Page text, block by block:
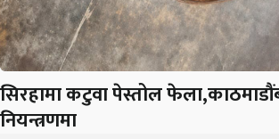
सिरहामा कटुवा पेस्तोल
नियन्त्रणमा